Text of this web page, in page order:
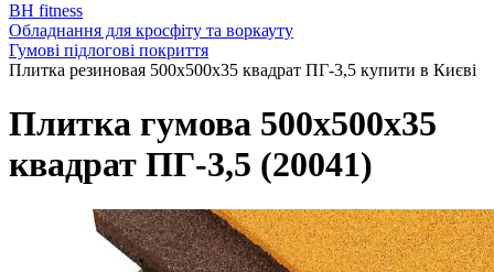
BH fitness
Обладнання для кросфіту та воркауту
Гумові підлогові покриття
Плитка резиновая 500х500х35 квадрат ПГ-3,5 купити в Києві
Плитка гумова 500х500х35
квадрат ПГ-3,5 (20041)